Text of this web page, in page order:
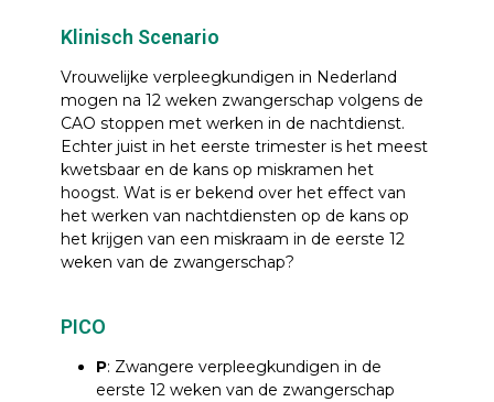
Klinisch Scenario
Vrouwelijke verpleegkundigen in Nederland
mogen na 12 weken zwangerschap volgens de
CAO stoppen met werken in de nachtdienst.
Echter juist in het eerste trimester is het meest
kwetsbaar en de kans op miskramen het
hoogst. Wat is er bekend over het effect van
het werken van nachtdiensten op de kans op
het krijgen van een miskraam in de eerste 12
weken van de zwangerschap?
PICO
P: Zwangere verpleegkundigen in de
eerste 12 weken van de zwangerschap